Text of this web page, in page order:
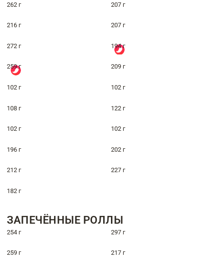
262 г 207 г
216 г 207 г
272 г 194 г
259 г 209 г
102 г 102 г
108 г 122 г
102 г 102 г
196 г 202 г
212 г 227 г
182 г
ЗАПЕЧЁННЫЕ РОЛЛЫ
254 г 297 г
259 г 217 г